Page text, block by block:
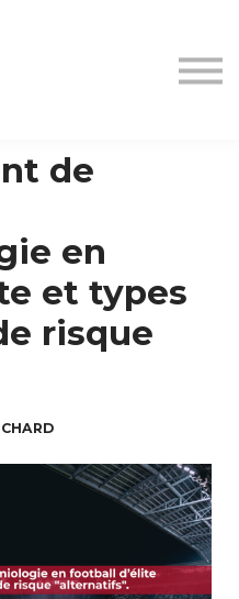
de
en
et types
risque